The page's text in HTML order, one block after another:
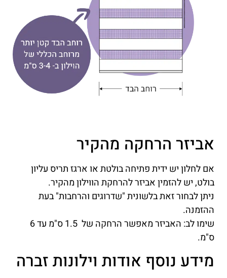
אביזר הרחקה מהקיר
אם לחלון יש ידית פתיחה בולטת או ארגז תריס עליון
בולט, יש להזמין אביזר להרחקת הווילון מהקיר.
ניתן לבחור זאת בלשונית "שדרוגים והרחבות" בעת
ההזמנה.
שימו לב: האביזר מאפשר הרחקה של 1.5 ס"מ עד 6
ס"מ.
מידע נוסף אודות וילונות זברה